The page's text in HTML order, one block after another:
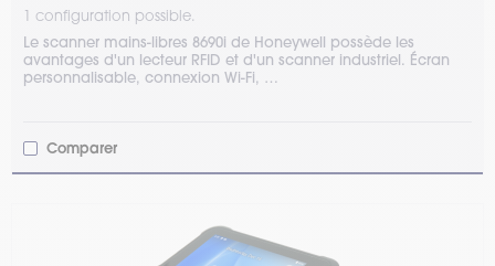
1 configuration possible.
Le scanner mains-libres 8690i de Honeywell possède les
avantages d'un lecteur RFID et d'un scanner industriel. Écran
personnalisable, connexion Wi-Fi, …
Comparer